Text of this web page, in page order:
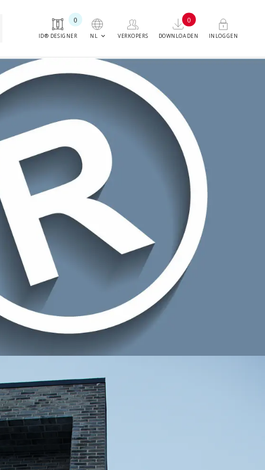
ID® DESIGNER
0
NL keyboard_arrow_down VERKOPERS DOWNLOADEN
0
INLOGGEN